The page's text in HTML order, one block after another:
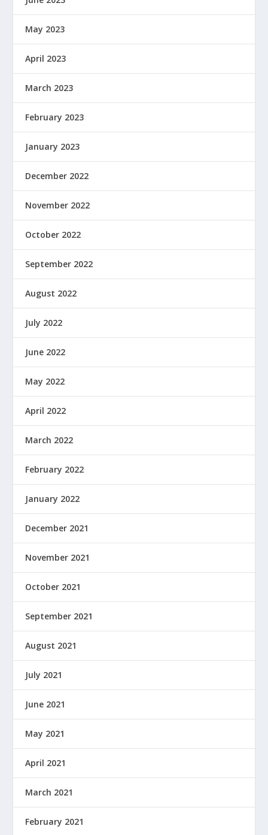
May 2023
April 2023
March 2023
February 2023
January 2023
December 2022
November 2022
October 2022
September 2022
August 2022
July 2022
June 2022
May 2022
April 2022
March 2022
February 2022
January 2022
December 2021
November 2021
October 2021
September 2021
August 2021
July 2021
June 2021
May 2021
April 2021
March 2021
February 2021